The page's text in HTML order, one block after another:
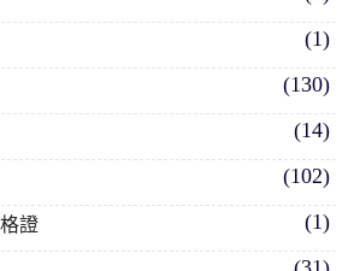
(1)
(130)
(14)
(102)
證 (1)